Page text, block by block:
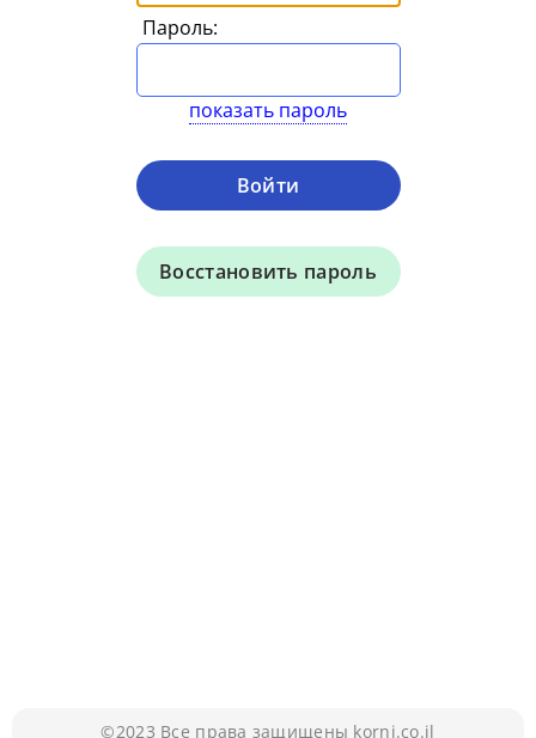
Пароль:
показать пароль
Восстановить пароль
©2023 Все права защищены korni.co.il